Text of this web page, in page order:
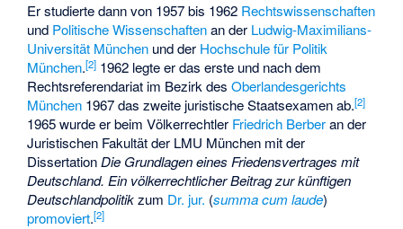
Er studierte dann von 1957 bis 1962 Rechtswissenschaften
und Politische Wissenschaftenan der Ludwig-Maximilians-
Universität München und der Hochschule für Politik
München.[2] 1962 legte er das erste und nach dem
Rechtsreferendariat im Bezirk desOberlandesgerichts
München 1967 das zweite juristische Staatsexamen ab.[2]
1965 wurde er beim Völkerrechtler Friedrich Berberan der
Juristischen Fakultät der LMU München mit der
DissertationDie Grundlagen eines Friedensvertrages mit
Deutschland. Ein völkerrechtlicher Beitrag zur künftigen
Deutschlandpolitikzum Dr. jur. (summa cum laude)
promoviert.[2]